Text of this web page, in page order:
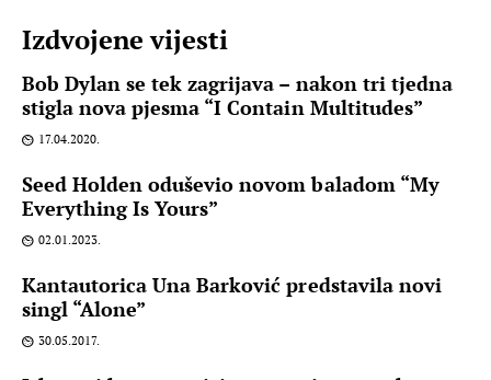
Izdvojene vijesti
Bob Dylan se tek zagrijava – nakon tri tjedna
stigla nova pjesma “I Contain Multitudes”
17.04.2020.
Seed Holden oduševio novom baladom “My
Everything Is Yours”
02.01.2023.
Kantautorica Una Barković predstavila novi
singl “Alone”
30.05.2017.